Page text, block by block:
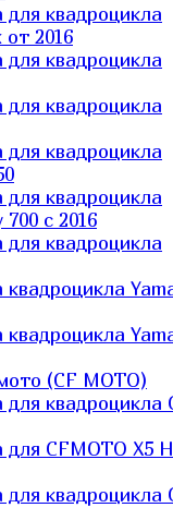
квадроцикла
от 2016
квадроцикла
квадроцикла
квадроцикла
квадроцикла
с 2016
квадроцикла
(CF MOTO)
квадроцикла
CFMOTO X5
квадроцикла